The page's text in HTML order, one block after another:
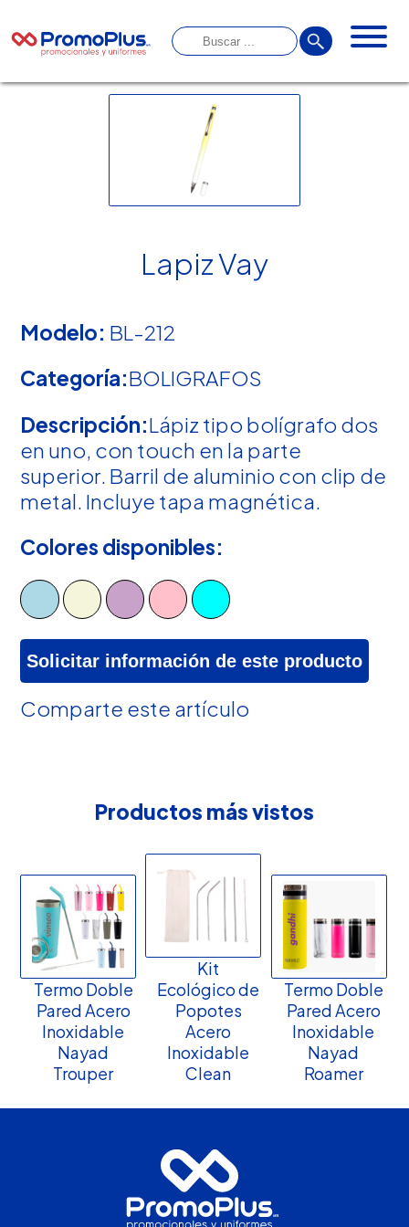
Lapiz Vay
Modelo: BL-212
Categoría:BOLIGRAFOS
Descripción:Lápiz tipo bolígrafo dos
en uno, con touch en la parte
superior. Barril de aluminio con clip de
metal. Incluye tapa magnética.
Colores disponibles:
Solicitar información de este producto
Comparte este artículo
Productos más vistos
Termo Doble
Pared Acero
Inoxidable
Nayad
Trouper
Kit
Ecológico de
Popotes
Acero
Inoxidable
Clean
Termo Doble
Pared Acero
Inoxidable
Nayad
Roamer